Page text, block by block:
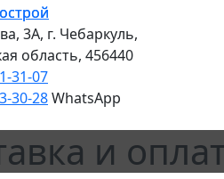
3А, г. Чебаркуль,
область, 456440
31-07
30-28WhatsApp
и